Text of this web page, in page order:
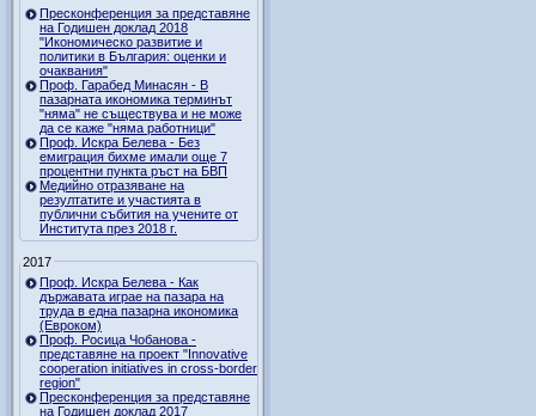
Пресконференция за представяне
на Годишен доклад 2018
"Икономическо развитие и
политики в България: оценки и
очаквания"
Проф. Гарабед Минасян - В
пазарната икономика терминът
"няма" не съществува и не може
да се каже "няма работници"
Проф. Искра Белева - Без
емиграция бихме имали още 7
процентни пункта ръст на БВП
Медийно отразяване на
резултатите и участията в
публични събития на учените от
Института през 2018 г.
2017
Проф. Искра Белева - Как
държавата играе на пазара на
труда в една пазарна икономика
(Евроком)
Проф. Росица Чобанова -
представяне на проект "Innovative
cooperation initiatives in cross-border
region"
Пресконференция за представяне
на Годишен доклад 2017